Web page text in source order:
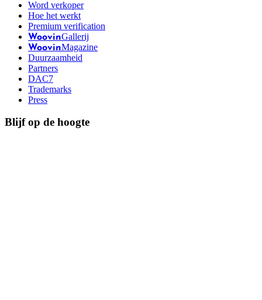
Word verkoper
Hoe het werkt
Premium verification
WoovinGallerij
WoovinMagazine
Duurzaamheid
Partners
DAC7
Trademarks
Press
Blijf op de hoogte